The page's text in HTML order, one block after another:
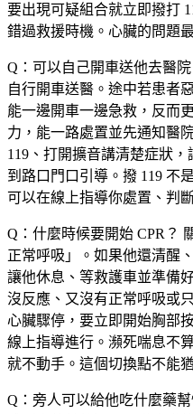
要出現可疑組合就立即撥打
錯過救援時機。心臟的問題
Q：可以自己開車送他去醫
自行開車送醫。途中若患者
能一邊開車一邊急救，反而
力，能一路處置並先通知醫
119、打開擴音講清楚症狀
到路口門口引導。撥 119 不
可以在線上指導你處置、判
Q：什麼時候要開始 CPR？
正常呼吸」。如果他還清醒
讓他休息、等救護車並準備
沒反應、又沒有正常呼吸或
心臟驟停，要立即開始胸部
線上指導進行。瀕死喘息不
就不動手。這個切換點不能
Q：旁人可以給他吃什麼藥幫